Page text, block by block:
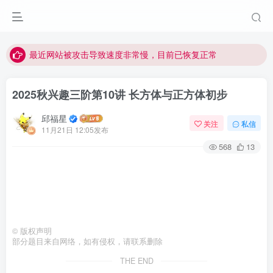
最近网站被攻击导致速度非常慢，目前已恢复正常
2025秋兴趣三阶第10讲 长方体与正方体初步
邱福星
11月21日 12:05发布
关注 私信
568 13
© 版权声明
部分题目来自网络，如有侵权，请联系删除
THE END